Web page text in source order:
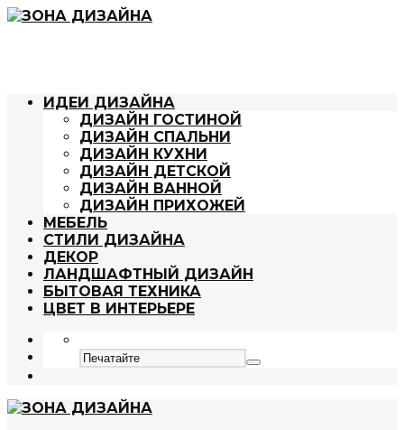
ИДЕИ ДИЗАЙНА
ДИЗАЙН ГОСТИНОЙ
ДИЗАЙН СПАЛЬНИ
ДИЗАЙН КУХНИ
ДИЗАЙН ДЕТСКОЙ
ДИЗАЙН ВАННОЙ
ДИЗАЙН ПРИХОЖЕЙ
МЕБЕЛЬ
СТИЛИ ДИЗАЙНА
ДЕКОР
ЛАНДШАФТНЫЙ ДИЗАЙН
БЫТОВАЯ ТЕХНИКА
ЦВЕТ В ИНТЕРЬЕРЕ